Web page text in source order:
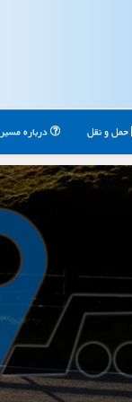
حمل و نقل درباره